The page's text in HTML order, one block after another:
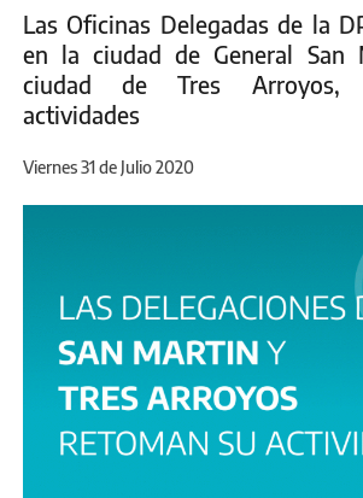
Las Oficinas Delegadas de la
en la ciudad de General
ciudad de Tres Arroyos,
actividades
Viernes 31 de Julio 2020